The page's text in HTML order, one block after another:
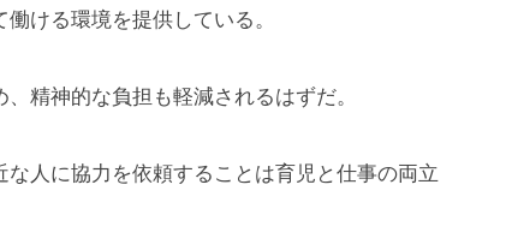
ける環境を提供している。
精神的な負担も軽減されるはずだ。
人に協力を依頼することは育児と仕事の両立